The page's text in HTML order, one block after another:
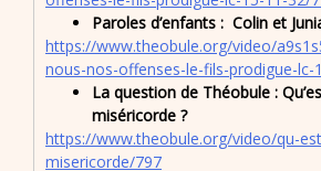
Paroles d’enfants : Colin et
https://www.theobule.org/video/
nous-nos-offenses-le-fils-prodigue-lc-
La question de Théobule :
miséricorde ?
https://www.theobule.org/video/qu-
misericorde/797